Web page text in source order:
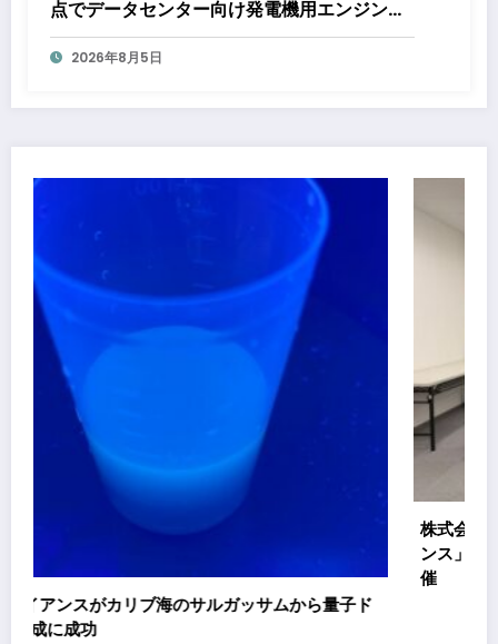
点でデータセンター向け発電機用エンジン軸
受の生産能力増強投資を決定 ～北米顧客と
の生産コミットメント契約締結に基づく40億
2026年8月5日
株式会社スエヒロ工業、「地域インパクト共創ファイナ
ンス」実証プロジェクト キックオフミーティングを開
催